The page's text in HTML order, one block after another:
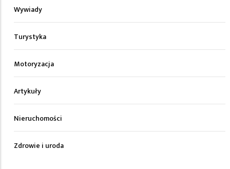
Wywiady
Turystyka
Motoryzacja
Artykuły
Nieruchomości
Zdrowie i uroda